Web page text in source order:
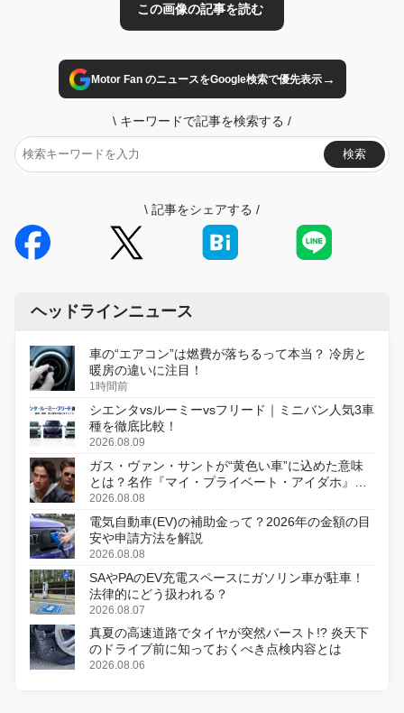
Motor Fan のニュースをGoogle検索で優先表示→
\ キーワードで記事を検索する /
検索
\ 記事をシェアする /
ヘッドラインニュース
車の“エアコン”は燃費が落ちるって本当？ 冷房と
暖房の違いに注目！
1時間前
シエンタvsルーミーvsフリード｜ミニバン人気3車
種を徹底比較！
2026.08.09
ガス・ヴァン・サントが“黄色い車”に込めた意味
とは？名作『マイ・プライベート・アイダホ』が
初のデジタルリマスター版で復活
2026.08.08
電気自動車(EV)の補助金って？2026年の金額の目
安や申請方法を解説
2026.08.08
SAやPAのEV充電スペースにガソリン車が駐車！
法律的にどう扱われる？
2026.08.07
真夏の高速道路でタイヤが突然バースト!? 炎天下
のドライブ前に知っておくべき点検内容とは
2026.08.06